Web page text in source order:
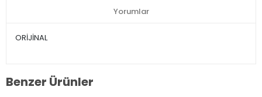
Yorumlar
ORİJİNAL
Benzer Ürünler